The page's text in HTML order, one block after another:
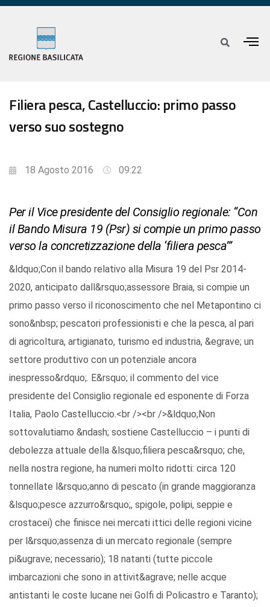
Filiera pesca, Castelluccio: primo passo
verso suo sostegno
18 Agosto 2016 09:22
Per il Vice presidente del Consiglio regionale: “Con
il Bando Misura 19 (Psr) si compie un primo passo
verso la concretizzazione della ‘filiera pesca’”
&ldquo;Con il bando relativo alla Misura 19 del Psr 2014-
2020, anticipato dall&rsquo;assessore Braia, si compie un
primo passo verso il riconoscimento che nel Metapontino ci
sono&nbsp; pescatori professionisti e che la pesca, al pari
di agricoltura, artigianato, turismo ed industria, &egrave; un
settore produttivo con un potenziale ancora
inespresso&rdquo;. E&rsquo; il commento del vice
presidente del Consiglio regionale ed esponente di Forza
Italia, Paolo Castelluccio.<br /><br />&ldquo;Non
sottovalutiamo &ndash; sostiene Castelluccio – i punti di
debolezza attuale della &lsquo;filiera pesca&rsquo; che,
nella nostra regione, ha numeri molto ridotti: circa 120
tonnellate l&rsquo;anno di pescato (in grande maggioranza
&lsquo;pesce azzurro&rsquo;, spigole, polipi, seppie e
crostacei) che finisce nei mercati ittici delle regioni vicine
per l&rsquo;assenza di un mercato regionale (sempre
pi&ugrave; necessario); 18 natanti (tutte piccole
imbarcazioni che sono in attivit&agrave; nelle acque
antistanti le coste lucane nei Golfi di Policastro e Taranto);